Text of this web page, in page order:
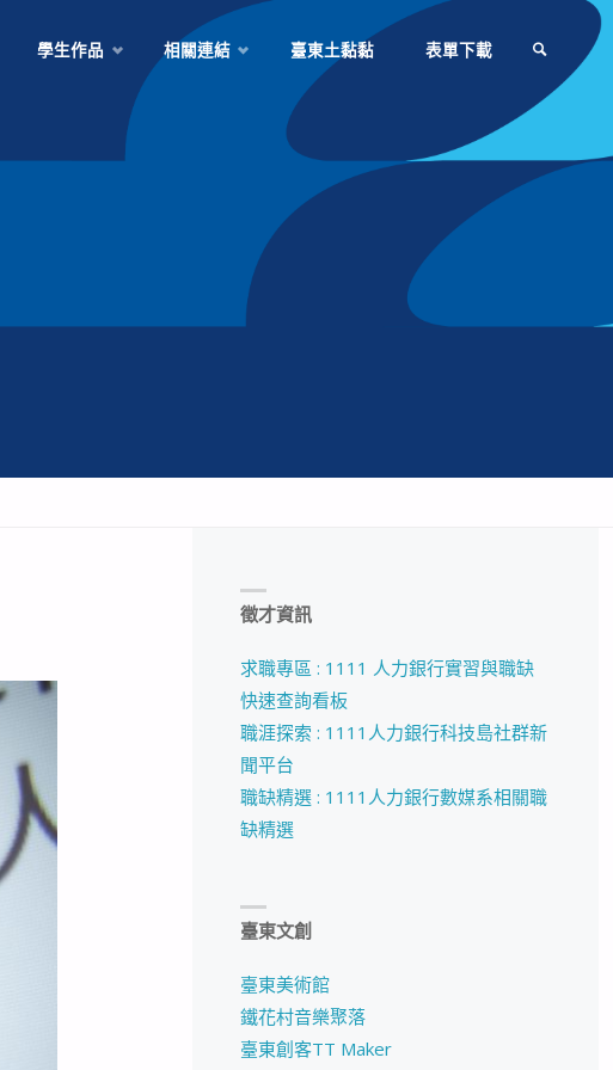
學生作品 相關連結 臺東土黏黏 表單下載
徵才資訊
求職專區 : 1111 人力銀行實習與職缺
快速查詢看板
職涯探索 : 1111人力銀行科技島社群新
聞平台
職缺精選 : 1111人力銀行數媒系相關職
缺精選
臺東文創
臺東美術館
鐵花村音樂聚落
臺東創客TT Maker